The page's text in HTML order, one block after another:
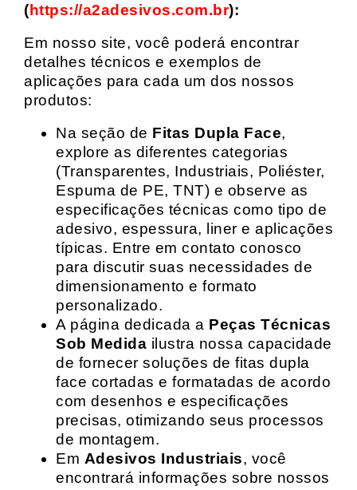
(https://a2adesivos.com.br):
Em nosso site, você poderá encontrar
detalhes técnicos e exemplos de
aplicações para cada um dos nossos
produtos:
Na seção de Fitas Dupla Face,
explore as diferentes categorias
(Transparentes, Industriais, Poliéster,
Espuma de PE, TNT) e observe as
especificações técnicas como tipo de
adesivo, espessura, liner e aplicações
típicas. Entre em contato conosco
para discutir suas necessidades de
dimensionamento e formato
personalizado.
A página dedicada a Peças Técnicas
Sob Medida ilustra nossa capacidade
de fornecer soluções de fitas dupla
face cortadas e formatadas de acordo
com desenhos e especificações
precisas, otimizando seus processos
de montagem.
Em Adesivos Industriais, você
encontrará informações sobre nossos